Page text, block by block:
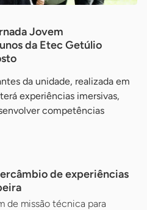
Jovem
da Etec Getúlio
da unidade, realizada em
experiências imersivas,
competências
de experiências
de missão técnica para